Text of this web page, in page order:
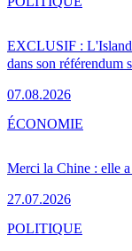
EXCLUSIF :
dans son référendum
07.08.2026
Merci la Chine : elle
27.07.2026
ÉCONOMIE
POLITIQUE